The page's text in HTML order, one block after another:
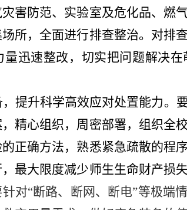
害防范、实验室及危化品、燃
所，全面进行排查整治。 对排
量迅速整改，切实把问题解决
提升科学高效应对处置能力。
精心组织，周密部署，组织全
正确方法，熟悉紧急疏散的程
最大限度减少师生生命财产损失
对“断路、断网、断电”等极端